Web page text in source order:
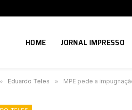
HOME JORNAL IMPRESSO
» Eduardo Teles » MPE pede a